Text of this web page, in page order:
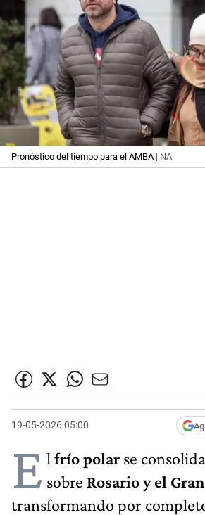
Pronóstico del tiempo para el AMBA| NA
19-05-2026 05:00
E l frío polar se
sobre Rosario y el
transformando por